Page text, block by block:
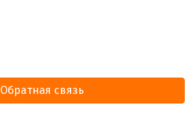
Обратная связь